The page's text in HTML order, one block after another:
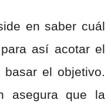
en saber cuál
así acotar el
el objetivo.
asegura que la